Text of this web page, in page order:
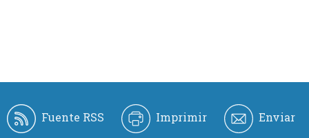
Fuente RSS Imprimir Enviar